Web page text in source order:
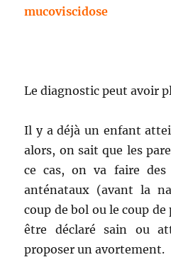
mucoviscidose
Le diagnostic peut avoir
Il y a déjà un enfant
alors, on sait que les
ce cas, on va faire des
anténataux (avant la
coup de bol ou le coup
être déclaré sain ou
proposer un avortement.